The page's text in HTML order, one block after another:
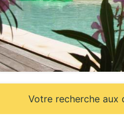
Votre recherche aux